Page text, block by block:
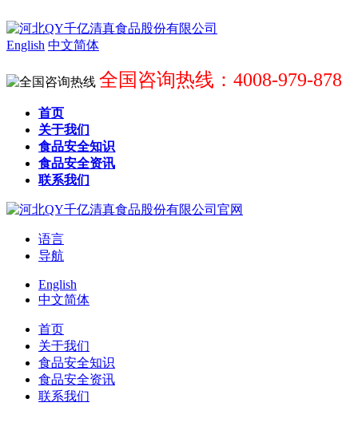
English 中文简体
全国咨询热线：4008-979-878
首页
关于我们
食品安全知识
食品安全资讯
联系我们
语言
导航
English
中文简体
首页
关于我们
食品安全知识
食品安全资讯
联系我们